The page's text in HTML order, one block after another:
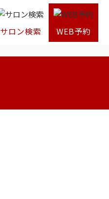
サロン検索
WEB予約